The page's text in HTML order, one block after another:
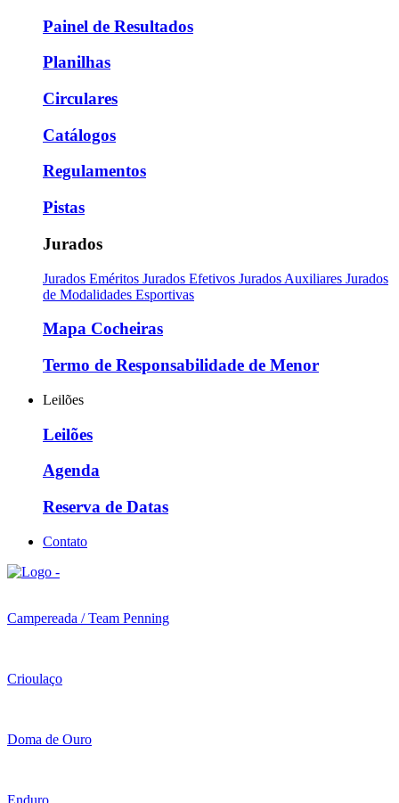
Painel de Resultados
Planilhas
Circulares
Catálogos
Regulamentos
Pistas
Jurados
Jurados Eméritos Jurados Efetivos Jurados Auxiliares Jurados
de Modalidades Esportivas
Mapa Cocheiras
Termo de Responsabilidade de Menor
Leilões
Leilões
Agenda
Reserva de Datas
Contato
Campereada / Team Penning
Crioulaço
Doma de Ouro
Enduro